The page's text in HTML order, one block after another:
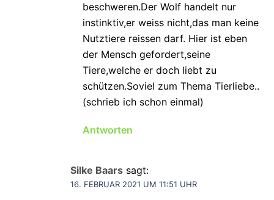
beschweren.Der Wolf handelt nur
instinktiv,er weiss nicht,das man keine
Nutztiere reissen darf. Hier ist eben
der Mensch gefordert,seine
Tiere,welche er doch liebt zu
schützen.Soviel zum Thema Tierliebe..
(schrieb ich schon einmal)
Antworten
Silke Baars sagt:
16. FEBRUAR 2021 UM 11:51 UHR